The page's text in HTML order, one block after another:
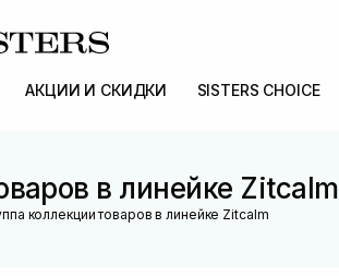
АКЦИИ И СКИДКИ SISTERS CHOICE
в линейке Zitcalm
коллекции товаров в линейке Zitcalm